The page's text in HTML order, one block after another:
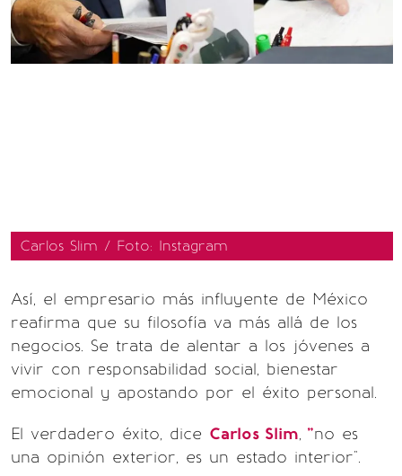
Carlos Slim / Foto: Instagram
Así, el empresario más influyente de México
reafirma que su filosofía va más allá de los
negocios. Se trata de alentar a los jóvenes a
vivir con responsabilidad social, bienestar
emocional y apostando por el éxito personal.
El verdadero éxito, dice Carlos Slim, "no es
una opinión exterior, es un estado interior".